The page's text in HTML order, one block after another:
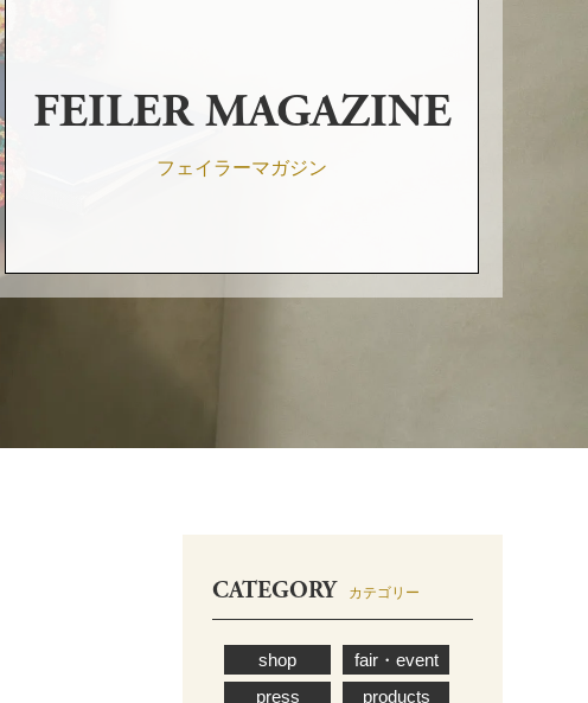
FEILER MAGAZINE
フェイラーマガジン
CATEGORY カテゴリー
shop
fair・event
press
products